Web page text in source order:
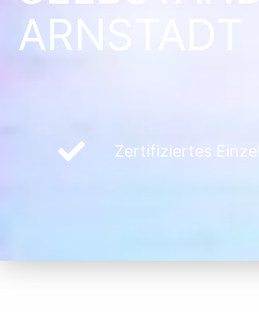
ARNSTADT
Zertifiziertes